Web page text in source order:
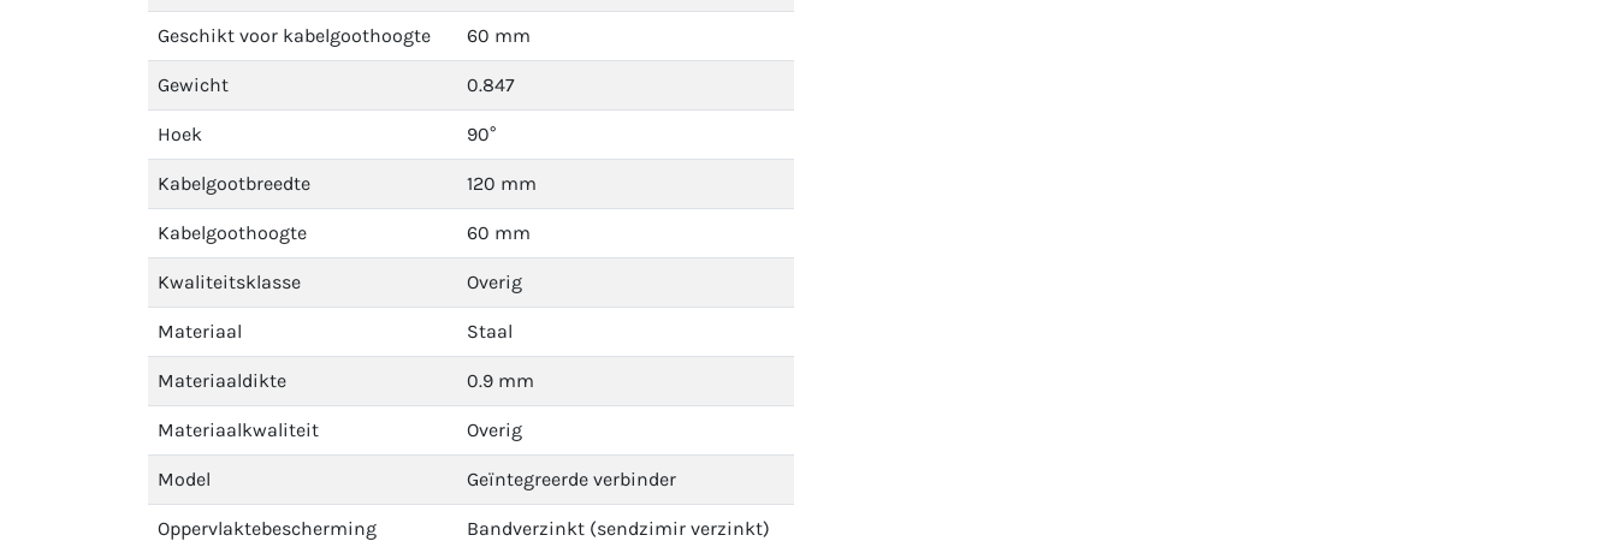
Geschikt voor kabelgoothoogte 60 mm
Gewicht 0.847
Hoek 90°
Kabelgootbreedte 120 mm
Kabelgoothoogte 60 mm
Kwaliteitsklasse Overig
Materiaal Staal
Materiaaldikte 0.9 mm
Materiaalkwaliteit Overig
Model Geïntegreerde verbinder
Oppervlaktebescherming Bandverzinkt (sendzimir verzinkt)